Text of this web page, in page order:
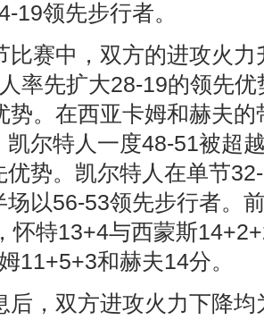
19领先步行者。
比赛中，双方的进攻火
率先扩大28-19的领先
势。在西亚卡姆和赫夫
凯尔特人一度48-51被超
优势。凯尔特人在单节
场以56-53领先步行者。
怀特13+4与西蒙斯
11+5+3和赫夫14分。
后，双方进攻火力下降